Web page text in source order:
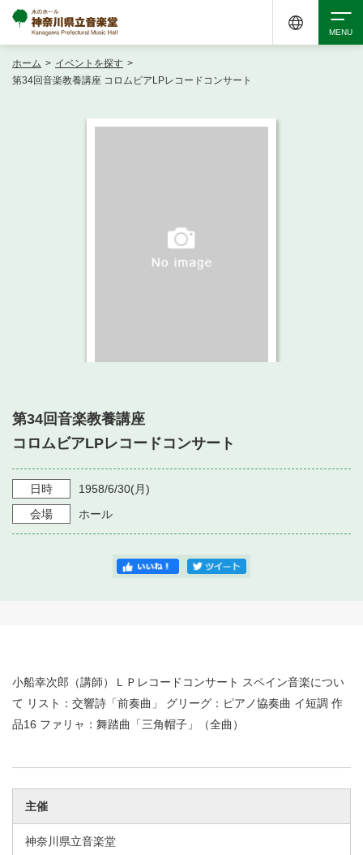
・ フロアマップ
・ よくある質問
・ 空き状況
・ 利用料金
・ 音楽堂のご案内
・ フロアマップ
・ 芸術参与
神奈川県立音楽堂
SNS
ホーム > イベントを探す >
第34回音楽教養講座 コロムビアLPレコードコンサート
第34回音楽教養講座
コロムビアLPレコードコンサート
日時 1958/6/30(月)
会場
ホール
小船幸次郎（講師）ＬＰレコードコンサート スペイン音楽につい
て リスト：交響詩「前奏曲」 グリーグ：ピアノ協奏曲 イ短調 作
品16 ファリャ：舞踏曲「三角帽子」（全曲）
主催
神奈川県立音楽堂